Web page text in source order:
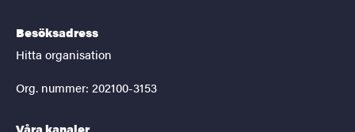
Besöksadress
Hitta organisation
Org. nummer: 202100-3153
Våra kanaler